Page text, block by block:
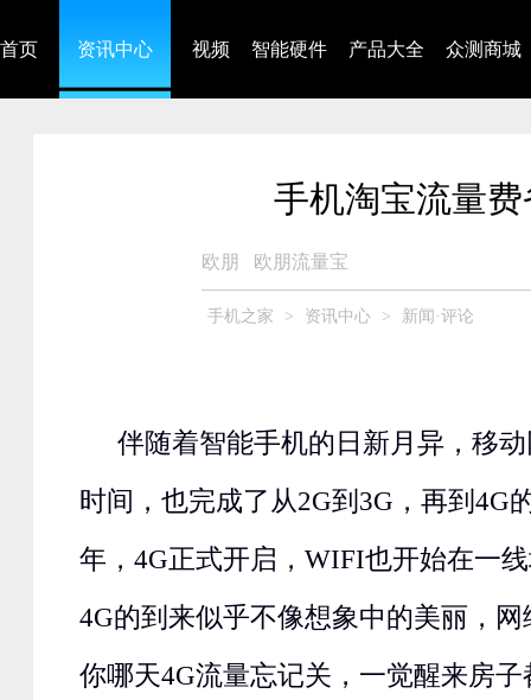
首页 资讯中心 视频 智能硬件 产品大全 众测商城
手机淘宝流量
欧朋 欧朋流量宝
手机之家 > 资讯中心 > 新闻·评论
伴随着智能手机的日新月异，移
时间，也完成了从2G到3G，再到4G
年，4G正式开启，WIFI也开始在一
4G的到来似乎不像想象中的美丽，网
你哪天4G流量忘记关，一觉醒来房子